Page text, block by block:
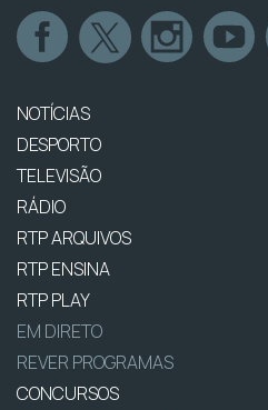
NOTÍCIAS
DESPORTO
TELEVISÃO
RÁDIO
RTP ARQUIVOS
RTP ENSINA
RTP PLAY
EM DIRETO
REVER PROGRAMAS
CONCURSOS